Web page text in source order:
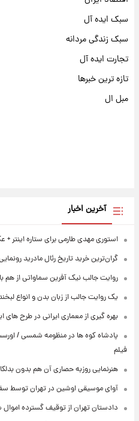
سبک ایده آل
سبک زندگی مردانه
تجارت ایده آل
تازه ترین خبرها
مبل ال
آخرین اخبار
استوری مهدی طارمی برای ستاره اینتر
گران‌ترین خرید تاریخ رئال مادرید
روایت جالب نیک آفرین سماواتی از هم
یک روایت جالب از زبان بدن و انواع
بهره گیری از معماری ایرانی در طرح های
پادشاه کوه ها در منظومه شمسی /
فیلم
هنرنمایی روزبه حصاری آن هم بدون
آوای موسیقی اوشین در تهران توسط
دادستان تهران از توقیف گسترده